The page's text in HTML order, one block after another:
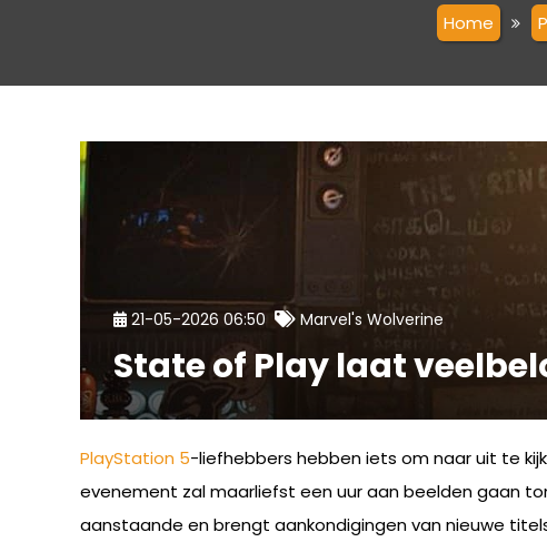
Home
21-05-2026 06:50 Marvel's Wolverine
State of Play laat
PlayStation 5-liefhebbers hebben iets om naar uit te
evenement zal maarliefst een uur aan beelden gaan
aanstaande en brengt aankondigingen van nieuwe